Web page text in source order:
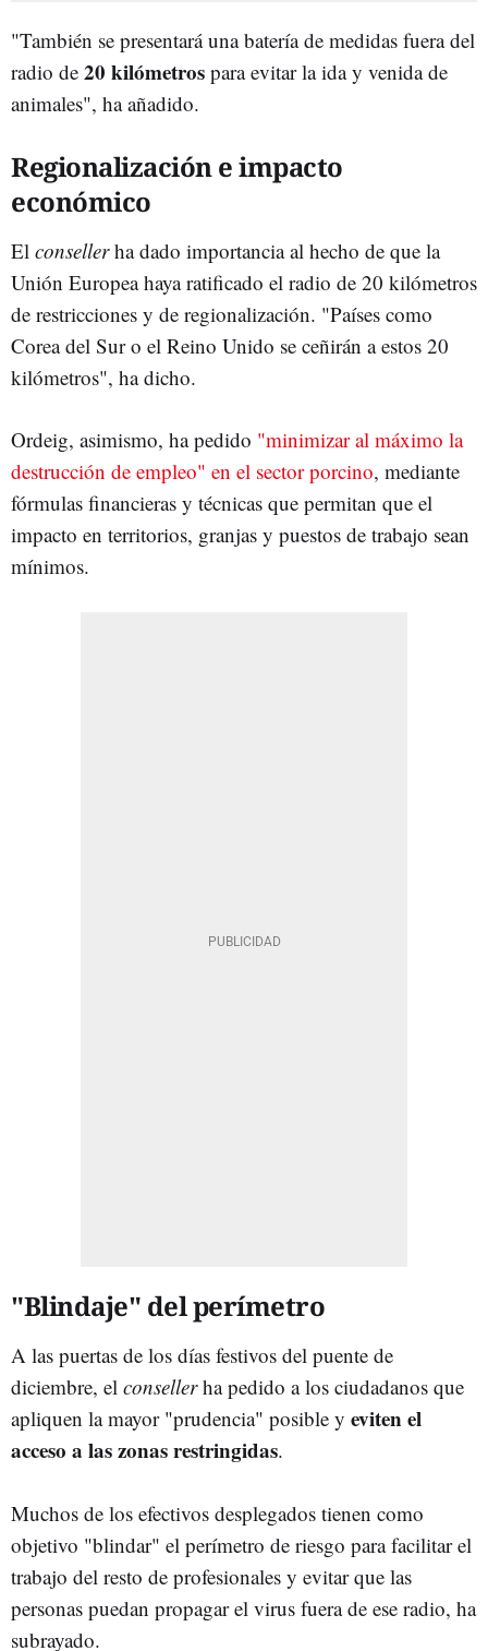
"También se presentará una batería de medidas fuera del
radio de 20 kilómetros para evitar la ida y venida de
animales", ha añadido.
Regionalización e impacto
económico
El consellerha dado importancia al hecho de que la
Unión Europea haya ratificado el radio de 20 kilómetros
de restricciones y de regionalización. "Países como
Corea del Sur o el Reino Unido se ceñirán a estos 20
kilómetros", ha dicho.
Ordeig, asimismo, ha pedido "minimizar al máximo la
destrucción de empleo" en el sector porcino, mediante
fórmulas financieras y técnicas que permitan que el
impacto en territorios, granjas y puestos de trabajo sean
mínimos.
"Blindaje" del perímetro
A las puertas de los días festivos del puente de
diciembre, el consellerha pedido a los ciudadanos que
apliquen la mayor "prudencia" posible y eviten el
acceso a las zonas restringidas.
Muchos de los efectivos desplegados tienen como
objetivo "blindar" el perímetro de riesgo para facilitar el
trabajo del resto de profesionales y evitar que las
personas puedan propagar el virus fuera de ese radio, ha
subrayado.